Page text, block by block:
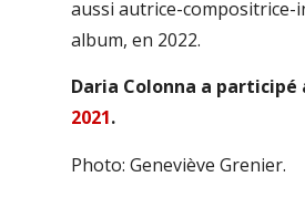
aussi autrice-
album, en 2022.
Daria Colonna a participé
2021.
Photo: Geneviève Grenier.